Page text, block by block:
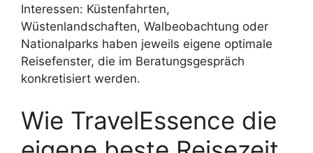
Interessen: Küstenfahrten,
Wüstenlandschaften, Walbeobachtung oder
Nationalparks haben jeweils eigene optimale
Reisefenster, die im Beratungsgespräch
konkretisiert werden.
Wie TravelEssence die